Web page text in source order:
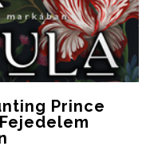
Prince